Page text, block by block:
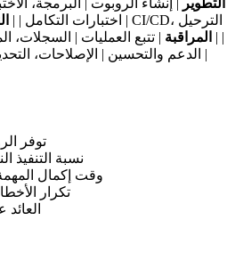
التطوير | إنشاء الروبوت | البرمجة،
| UAT، اختبارات التكامل | |
| | المراقبة | تتبع العمليات | السجلات،
| الدعم والتحسين | الإصلاحات،
— توفر
— نسبة التنفيذ
— وقت إكمال
— تكرار
—